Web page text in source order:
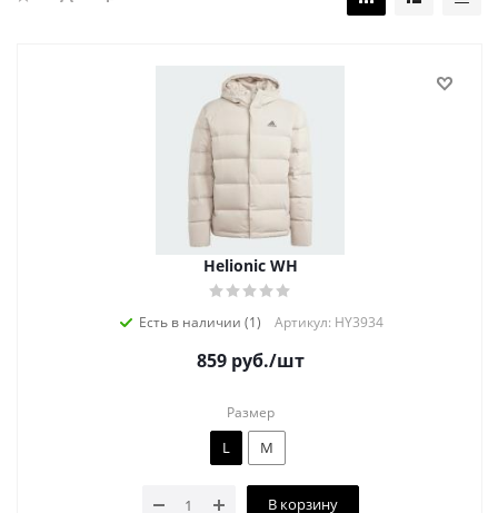
Helionic WH
Есть в наличии (1) Артикул: HY3934
859руб./шт
Размер
L M
В корзину